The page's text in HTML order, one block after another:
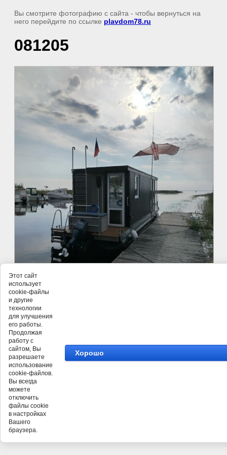
Вы смотрите фотографию с сайта - чтобы вернуться на
него перейдите по ссылке plavdom78.ru
081205
©
Этот сайт
использует
cookie-файлы
и другие
технологии
для улучшения
его работы.
Продолжая
работу с
сайтом, Вы
разрешаете
использование
cookie-файлов.
Вы всегда
можете
отключить
файлы cookie
в настройках
Вашего
браузера.
Хорошо